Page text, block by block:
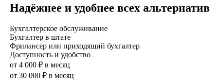
Надёжнее и удобнее всех альтернатив
Бухгалтерское обслуживание
Бухгалтер в штате
Фрилансер или приходящий бухгалтер
Доступность и удобство
от 4 000 ₽ в месяц
от 30 000 ₽ в месяц